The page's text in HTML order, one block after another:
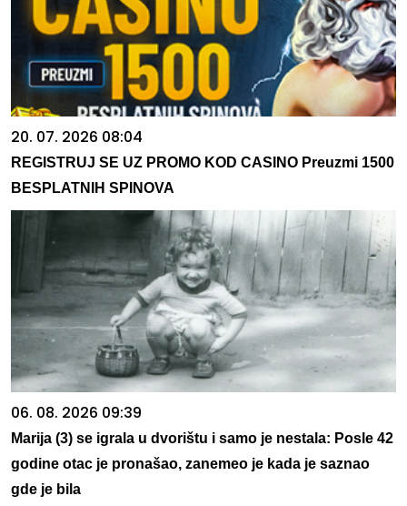
20. 07. 2026 08:04
REGISTRUJ SE UZ PROMO KOD CASINO Preuzmi 1500
BESPLATNIH SPINOVA
06. 08. 2026 09:39
Marija (3) se igrala u dvorištu i samo je nestala: Posle 42
godine otac je pronašao, zanemeo je kada je saznao
gde je bila